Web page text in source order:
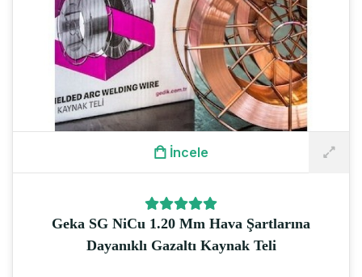
İncele
Geka SG NiCu 1.20 Mm Hava Şartlarına
Dayanıklı Gazaltı Kaynak Teli